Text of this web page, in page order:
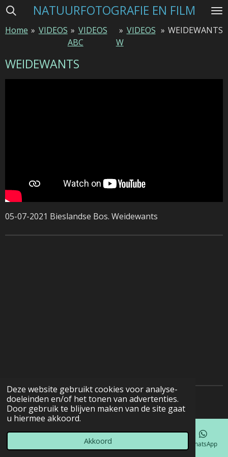
Deze website gebruikt cookies voor analyse-
doeleinden en/of het tonen van advertenties.
Door gebruik te blijven maken van de site gaat
u hiermee akkoord.
Akkoord
Ga
naar
hoofdinhoud
NATUURFOTOGRAFIE EN FILM
Home » VIDEOS » VIDEOS
ABC
» VIDEOS
W
» WEIDEWANTS
WEIDEWANTS
05-07-2021 Bieslandse Bos. Weidewants
© 2022 - 2026 Natuurfotografie
Telefoonnummer WhatsApp